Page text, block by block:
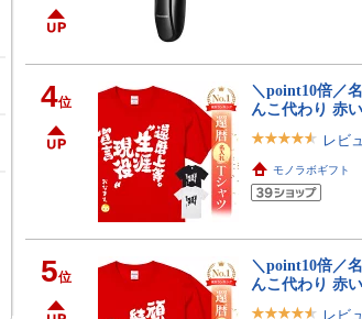
4位
＼point10倍／
んこ代わり 赤
レビ
モノラボギフト
5位
＼point10倍／
んこ代わり 赤
レビ